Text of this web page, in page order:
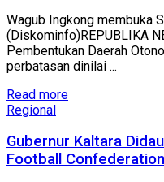
Wagub Ingkong membuka
(Diskominfo)REPUBLIKA
Pembentukan Daerah
perbatasan dinilai ...
Read more
Regional
Gubernur Kaltara
Football Confederation